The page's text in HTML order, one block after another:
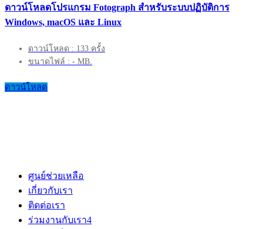
ดาวน์โหลดโปรแกรม Fotograph สำหรับระบบปฏิบัติการ
Windows, macOS และ Linux
ดาวน์โหลด : 133 ครั้ง
ขนาดไฟล์ : - MB.
ดาวน์โหลด
ศูนย์ช่วยเหลือ
เกี่ยวกับเรา
ติดต่อเรา
ร่วมงานกับเรา4